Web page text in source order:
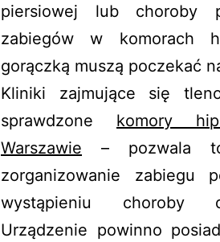
piersiowej lub choroby
zabiegów w komorach
gorączką muszą poczekać
Kliniki zajmujące się
sprawdzone komory
Warszawie – pozwala
zorganizowanie zabiegu
wystąpieniu choroby
Urządzenie powinno